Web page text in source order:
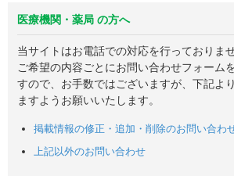
医療機関・薬局 の方へ
当サイトはお電話での対応を行っておりませ
ご希望の内容ごとにお問い合わせフォーム
すので、お手数ではございますが、下記よ
ますようお願いいたします。
掲載情報の修正・追加・削除のお問い合わ
上記以外のお問い合わせ